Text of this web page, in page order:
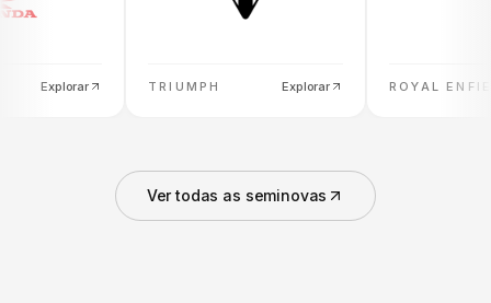
Explorar TRIUMPH Explorar ROYAL
Ver todas as seminovas